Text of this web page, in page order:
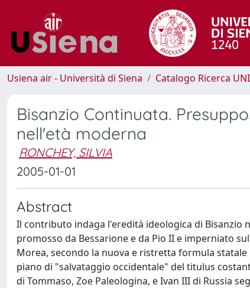
Usiena air - Università di Siena Catalogo Ricerca
Bisanzio Continuata.
nell'età moderna
RONCHEY, SILVIA
2005-01-01
Abstract
Il contributo indaga l'eredità ideologica di Bisanzio
promosso da Bessarione e da Pio II e imperniato
Morea, secondo la nuova e ristretta formula
piano di "salvataggio occidentale" del titulus
di Tommaso, Zoe Paleologina, e Ivan III di Russia